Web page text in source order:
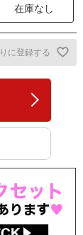
在庫なし
に登録する